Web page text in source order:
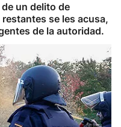
un delito de
se les acusa,
de la autoridad.